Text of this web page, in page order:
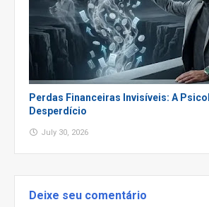
Perdas Financeiras Invisíveis: A
Desperdício
July 30, 2026
Deixe seu comentário